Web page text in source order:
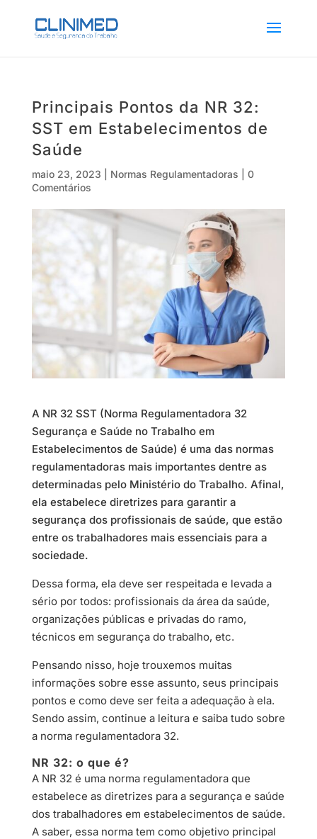
Principais Pontos da NR 32:
SST em Estabelecimentos de
Saúde
maio 23, 2023 Normas Regulamentadoras
0
Comentários
A NR 32 SST (Norma Regulamentadora 32
Segurança e Saúde no Trabalho em
Estabelecimentos de Saúde) é uma das normas
regulamentadoras mais importantes dentre as
determinadas pelo Ministério do Trabalho. Afinal,
ela estabelece diretrizes para garantir a
segurança dos profissionais de saúde, que estão
entre os trabalhadores mais essenciais para a
sociedade.
Dessa forma, ela deve ser respeitada e levada a
sério por todos: profissionais da área da saúde,
organizações públicas e privadas do ramo,
técnicos em segurança do trabalho, etc.
Pensando nisso, hoje trouxemos muitas
informações sobre esse assunto, seus principais
pontos e como deve ser feita a adequação à ela.
Sendo assim, continue a leitura e saiba tudo sobre
a norma regulamentadora 32.
NR 32: o que é?
A NR 32 é uma norma regulamentadora que
estabelece as diretrizes para a segurança e saúde
dos trabalhadores em estabelecimentos de saúde.
A saber, essa norma tem como objetivo principal